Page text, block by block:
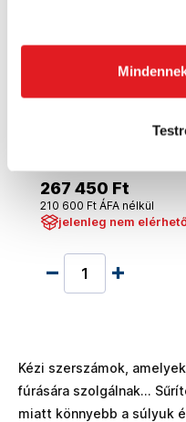
BOSCH
267 450 Ft
210 600 Ft ÁFA nélkül
jelenleg nem
Kézi szerszámok,
fúrására szolgálnak...
miatt könnyebb a súlyuk